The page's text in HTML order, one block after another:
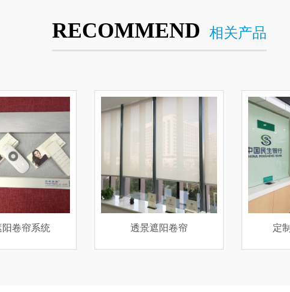
RECOMMEND 相关产品
遮阳卷帘 定制企业标识帘 手